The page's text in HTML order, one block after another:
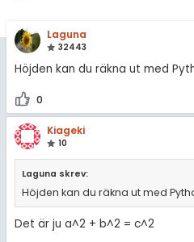
Laguna
32443
Höjden kan du räkna ut med
0
Kiageki
10
Laguna skrev:
Höjden kan du räkna ut med
Det är ju a^2 + b^2 = c^2